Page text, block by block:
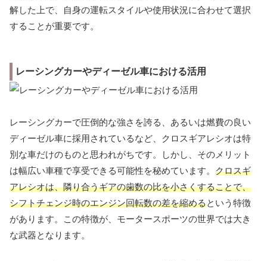
解した上で、自身の運転スタイルや使用状況に合わせて選択
することが重要です。
レーシングカーやディーゼル車における活用
レーシングカーで圧倒的な強さを誇る、あるいは燃費の良い
ディーゼル車に採用されているなど、クロスギアレシオは特
別な車だけのものと思われがちです。しかし、そのメリット
は幅広い車種で享受できる可能性を秘めています。 クロスギ
アレシオは、隣り合うギアの歯数の比を小さくすることで、
シフトチェンジ時のエンジン回転数の差を縮めるという特徴
があります。この特徴が、モータースポーツの世界では大き
な武器となります。